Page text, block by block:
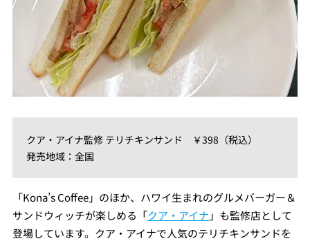
クア・アイナ監修 テリチキンサンド ￥398（税込）
発売地域：全国
「Kona’s Coffee」のほか、ハワイ生まれのグルメバーガー＆
サンドウィッチが楽しめる「クア・アイナ 」も監修店として
登場しています。クア・アイナで人気のテリチキンサンドを